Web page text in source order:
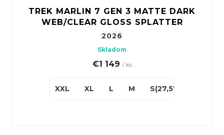
TREK MARLIN 7 GEN 3 MATTE DARK
WEB/CLEAR GLOSS SPLATTER
2026
Skladom
€1 149 / ks
XXL XL L M S(27,5")